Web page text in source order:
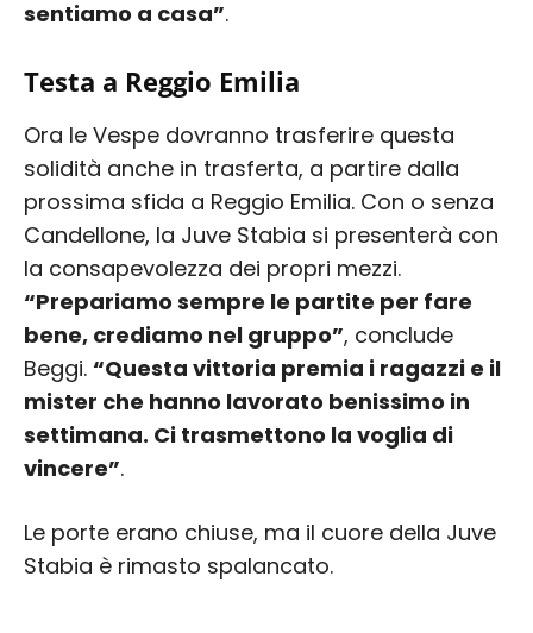
sentiamo a casa”.
Testa a Reggio Emilia
Ora le Vespe dovranno trasferire questa
solidità anche in trasferta, a partire dalla
prossima sfida a Reggio Emilia. Con o senza
Candellone, la Juve Stabia si presenterà con
la consapevolezza dei propri mezzi.
“Prepariamo sempre le partite per fare
bene, crediamo nel gruppo”, conclude
Beggi. “Questa vittoria premia i ragazzi e il
mister che hanno lavorato benissimo in
settimana. Ci trasmettono la voglia di
vincere”.
Le porte erano chiuse, ma il cuore della Juve
Stabia è rimasto spalancato.